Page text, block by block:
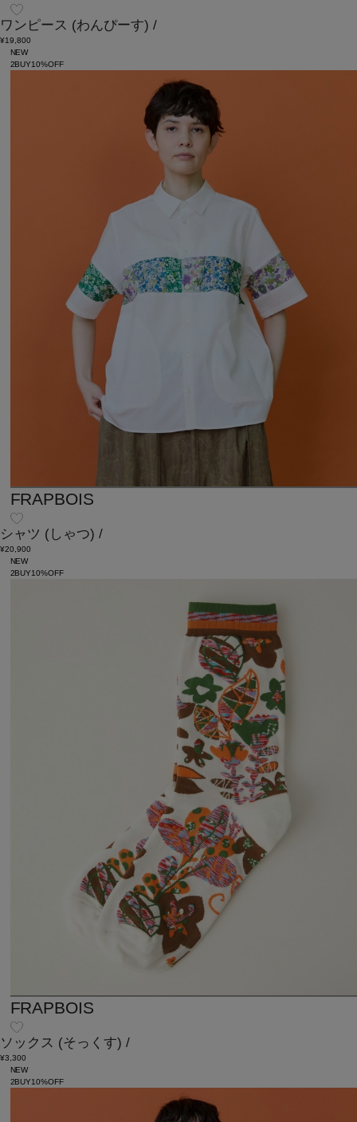
ワンピース (わんぴーす) /
¥19,800
NEW
2BUY10%OFF
FRAPBOIS
シャツ (しゃつ) /
¥20,900
NEW
2BUY10%OFF
FRAPBOIS
ソックス (そっくす) /
¥3,300
NEW
2BUY10%OFF